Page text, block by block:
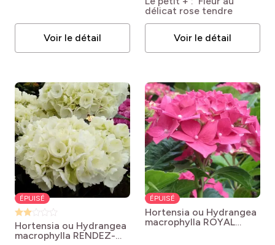
Voir le détail
Hydrangea macrophylla
Pink EVER BELLES ®
Hokomaplico
délicat rose tendre
Voir le détail
ÉPUISÉ
Hortensia ou Hydrangea
macrophylla RENDEZ-
ÉPUISÉ
Hortensia ou Hydrangea
macrophylla ROYAL